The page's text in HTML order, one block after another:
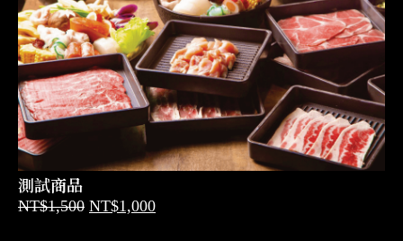
測試商品
NT$1,500 NT$1,000